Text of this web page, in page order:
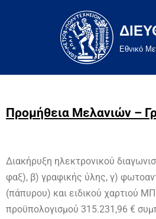
Μεταπηδήστε
Eθνικό
Προμήθεια Μελανιών –
Διακήρυξη ηλεκτρονικού
φαξ), β) γραφικής ύλης, γ)
(πάπυρου) και ειδικού χαρτιού
προϋπολογισμού 315.231,96 €